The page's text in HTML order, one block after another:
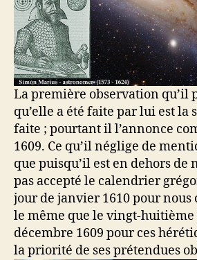
La première observation qu’il
qu’elle a été faite par lui est la
faite ; pourtant il l’annonce
1609. Ce qu’il néglige de
que puisqu’il est en dehors de
pas accepté le calendrier
jour de janvier 1610 pour nous
le même que le vingt-huitième
décembre 1609 pour ces
la priorité de ses prétendues